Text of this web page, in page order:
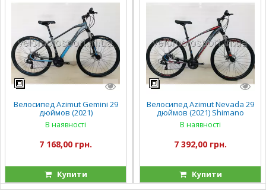
Велосипед Azimut Gemini 29
дюймов (2021)
В наявності
7 168,00 грн.
Купити
Велосипед Azimut Nevada 29
дюймов (2021) Shimano
В наявності
7 392,00 грн.
Купити